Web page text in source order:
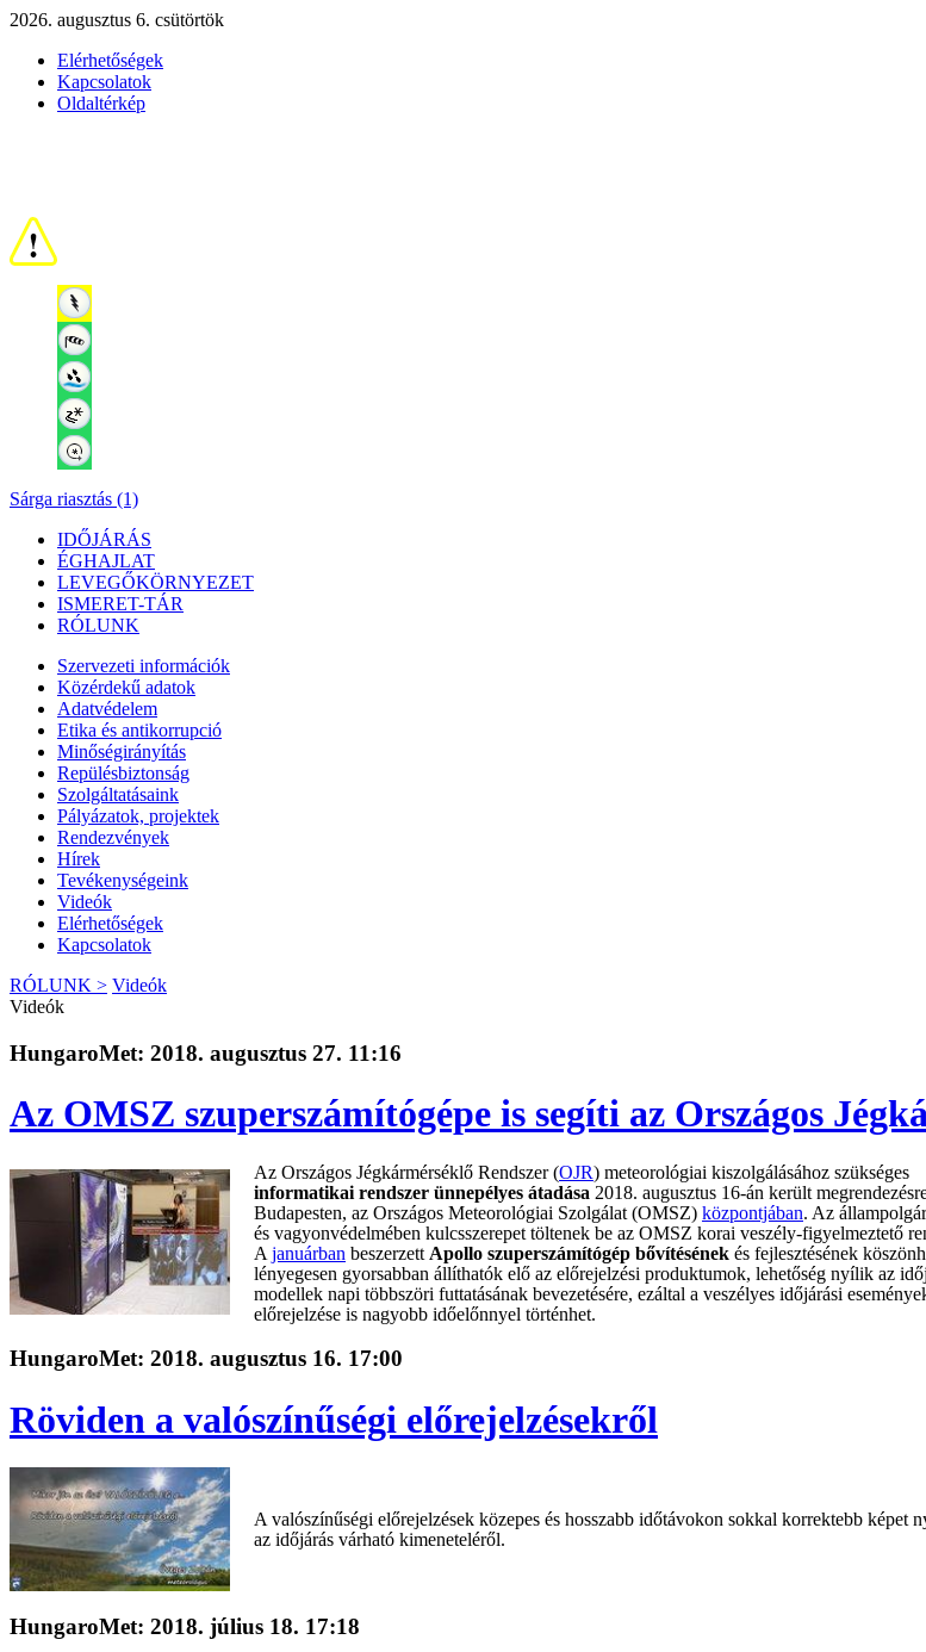
2026. augusztus 6. csütörtök
Elérhetőségek
Kapcsolatok
Oldaltérkép
Sárga riasztás (1)
IDŐJÁRÁS
ÉGHAJLAT
LEVEGŐKÖRNYEZET
ISMERET-TÁR
RÓLUNK
Szervezeti információk
Közérdekű adatok
Adatvédelem
Etika és antikorrupció
Minőségirányítás
Repülésbiztonság
Szolgáltatásaink
Pályázatok, projektek
Rendezvények
Hírek
Tevékenységeink
Videók
Elérhetőségek
Kapcsolatok
RÓLUNK > Videók
Videók
HungaroMet: 2018. augusztus 27. 11:16
Az OMSZ szuperszámítógépe is segíti az Országos
Az Országos Jégkármérséklő Rendszer (OJR) meteorológiai kiszolgálásához szükséges
informatikai rendszer ünnepélyes átadása 2018. augusztus 16-án került
Budapesten, az Országos Meteorológiai Szolgálat (OMSZ) központjában. Az
és vagyonvédelmében kulcsszerepet töltenek be az OMSZ korai veszély-figyelmeztető
A januárban beszerzett Apollo szuperszámítógép bővítésének és fejlesztésének
lényegesen gyorsabban állíthatók elő az előrejelzési produktumok, lehetőség nyílik az
modellek napi többszöri futtatásának bevezetésére, ezáltal a veszélyes időjárási
előrejelzése is nagyobb időelőnnyel történhet.
HungaroMet: 2018. augusztus 16. 17:00
Röviden a valószínűségi előrejelzésekről
A valószínűségi előrejelzések közepes és hosszabb időtávokon sokkal korrektebb képet
az időjárás várható kimeneteléről.
HungaroMet: 2018. július 18. 17:18